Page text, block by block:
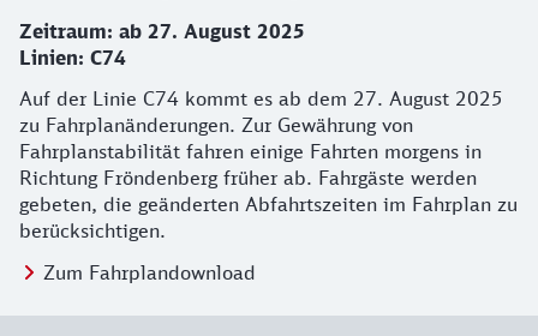
Zeitraum: ab 27. August 2025
Linien: C74
Auf der Linie C74 kommt es ab dem 27. August 2025
zu Fahrplanänderungen. Zur Gewährung von
Fahrplanstabilität fahren einige Fahrten morgens in
Richtung Fröndenberg früher ab. Fahrgäste werden
gebeten, die geänderten Abfahrtszeiten im Fahrplan zu
berücksichtigen.
Zum Fahrplandownload